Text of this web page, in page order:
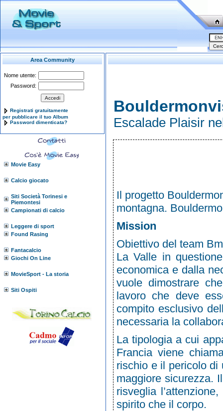
Area Community
Nome utente:
Password:
Registrati gratuitamente
per pubblicare il tuo Album
Password dimenticata?
Movie Easy
Calcio giocato
Siti Società Torinesi e
Piemontesi
Campionati di calcio
Leggere di sport
Found Rasing
Fantacalcio
Giochi On Line
MovieSport - La storia
Siti Ospiti
Escalade Plaisir
Il progetto
montagna.
Mission
Obiettivo del team
La Valle in
economica e dalla
vuole dimostrare
lavoro che deve
compito esclusivo
necessaria la
La tipologia a cui
Francia viene
rischio e il pericolo di
maggiore sicurezza.
risveglia
spirito che il corpo.